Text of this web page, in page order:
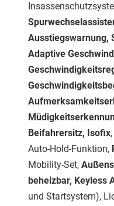
Ausstiegswarnung,
Adaptive
Beifahrersitz, Isofix
Auto-Hold-Funktion,
Mobility-Set,
beheizbar, Keyless
und Startsystem),